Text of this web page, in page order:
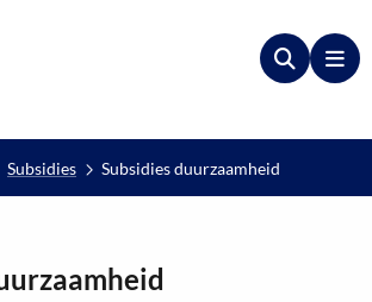
Zoeken
Subsidies Subsidies duurzaamheid